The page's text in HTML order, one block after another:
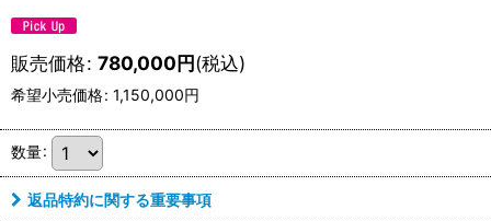
販売価格: 780,000円(税込)
希望小売価格: 1,150,000円
数量:
返品特約に関する重要事項